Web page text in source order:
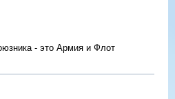
- это Армия и Флот